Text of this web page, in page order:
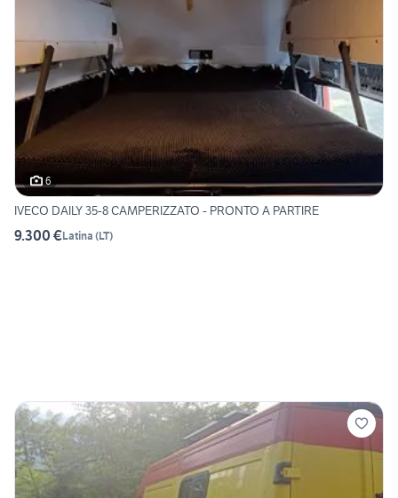
6
IVECO DAILY 35-8 CAMPERIZZATO - PRONTO A PARTIRE
9.300 €Latina (LT)